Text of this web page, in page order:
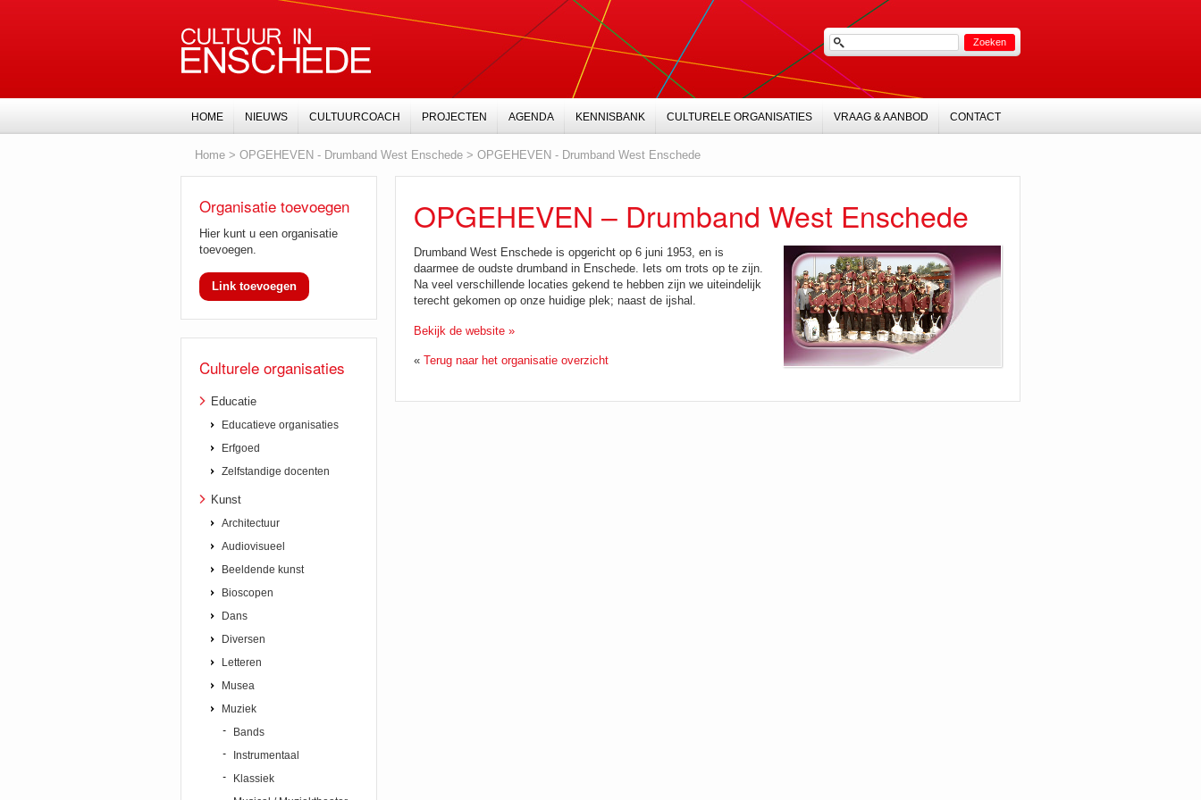
Home > OPGEHEVEN - Drumband West Enschede > OPGEHEVEN - Drumband West Enschede
OPGEHEVEN – Drumband West Enschede
Drumband West Enschede is opgericht op 6 juni 1953, en is
daarmee de oudste drumband in Enschede. Iets om trots op te zijn.
Na veel verschillende locaties gekend te hebben zijn we uiteindelijk
terecht gekomen op onze huidige plek; naast de ijshal.
Bekijk de website »
« Terug naar het organisatie overzicht
Organisatie toevoegen
Hier kunt u een organisatie
toevoegen.
Link toevoegen
Culturele organisaties
Educatie
Educatieve organisaties
Erfgoed
Zelfstandige docenten
Kunst
Architectuur
Audiovisueel
Beeldende kunst
Bioscopen
Dans
Diversen
Letteren
Musea
Muziek
Bands
Instrumentaal
Klassiek
HOME NIEUWS CULTUURCOACH PROJECTEN AGENDA KENNISBANK CULTURELE ORGANISATIES VRAAG & AANBOD CONTACT